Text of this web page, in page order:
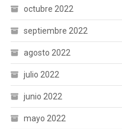
octubre 2022
septiembre 2022
agosto 2022
julio 2022
junio 2022
mayo 2022